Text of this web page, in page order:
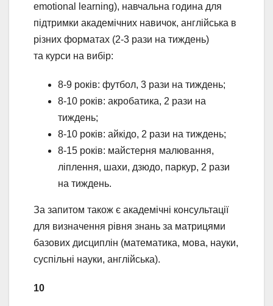
emotional learning), навчальна година для
підтримки академічних навичок, англійська в
різних форматах (2-3 рази на тиждень)
та курси на вибір:
8-9 років: футбол, 3 рази на тиждень;
8-10 років: акробатика, 2 рази на
тиждень;
8-10 років: айкідо, 2 рази на тиждень;
8-15 років: майстерня малювання,
ліплення, шахи, дзюдо, паркур, 2 рази
на тиждень.
За запитом також є академічні консультації
для визначення рівня знань за матрицями
базових дисциплін (математика, мова, науки,
суспільні науки, англійська).
10